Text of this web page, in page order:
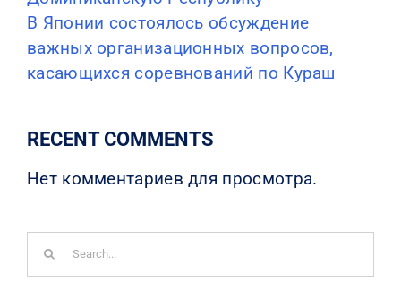
В Японии состоялось обсуждение
важных организационных вопросов,
касающихся соревнований по Кураш
RECENT COMMENTS
Нет комментариев для просмотра.